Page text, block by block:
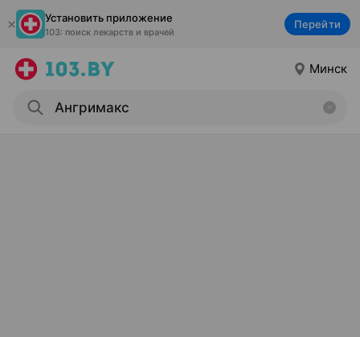
Установить приложение
103: поиск лекарств и врачей
Перейти
Минск